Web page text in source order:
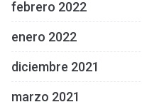
febrero 2022
enero 2022
diciembre 2021
marzo 2021